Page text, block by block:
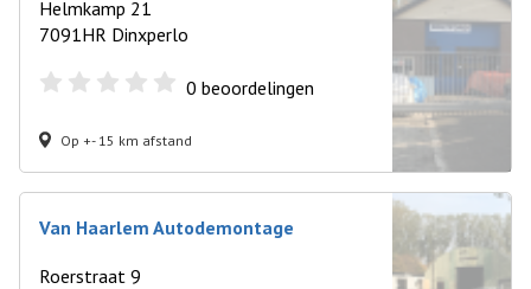
Helmkamp 21
7091HR Dinxperlo
0 beoordelingen
Op +- 15 km afstand
Van Haarlem Autodemontage
Roerstraat 9